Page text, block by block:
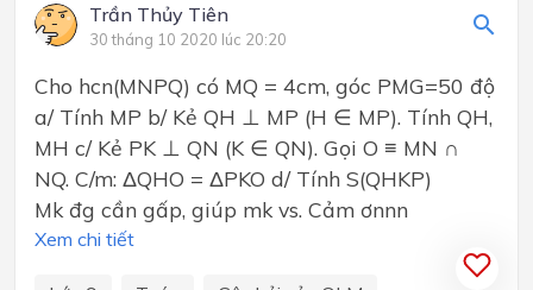
Trần Thủy Tiên
30 tháng 10 2020 lúc 20:20
Cho hcn(MNPQ) có MQ = 4cm, góc PMG=50 độ
a/ Tính MP b/ Kẻ QH ⊥ MP (H ∈ MP). Tính QH,
MH c/ Kẻ PK ⊥ QN (K ∈ QN). Gọi O ≡ MN ∩
NQ. C/m: ΔQHO = ΔPKO d/ Tính S(QHKP)
Mk đg cần gấp, giúp mk vs. Cảm ơnnn
Xem chi tiết